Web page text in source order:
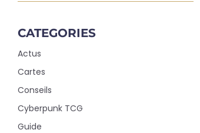
CATEGORIES
Actus
Cartes
Conseils
Cyberpunk TCG
Guide